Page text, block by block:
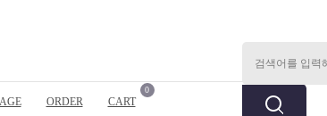
ORDER CART
0